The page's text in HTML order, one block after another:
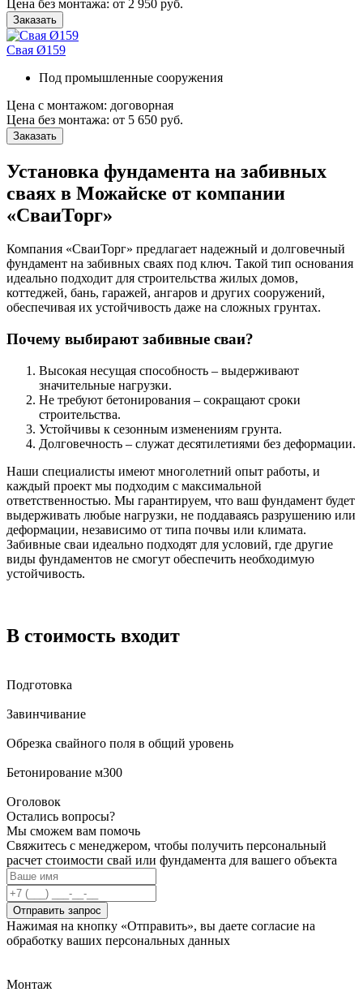
Цена без монтажа: от 2 950 руб.
Заказать
Свая Ø159
Под промышленные сооружения
Цена с монтажом: договорная
Цена без монтажа: от 5 650 руб.
Заказать
Установка фундамента на забивных
сваях в Можайске от компании
«СваиТорг»
Компания «СваиТорг» предлагает надежный и долговечный
фундамент на забивных сваях под ключ. Такой тип основания
идеально подходит для строительства жилых домов,
коттеджей, бань, гаражей, ангаров и других сооружений,
обеспечивая их устойчивость даже на сложных грунтах.
Почему выбирают забивные сваи?
Высокая несущая способность – выдерживают
значительные нагрузки.
Не требуют бетонирования – сокращают сроки
строительства.
Устойчивы к сезонным изменениям грунта.
Долговечность – служат десятилетиями без деформации.
Наши специалисты имеют многолетний опыт работы, и
каждый проект мы подходим с максимальной
ответственностью. Мы гарантируем, что ваш фундамент будет
выдерживать любые нагрузки, не поддаваясь разрушению или
деформации, независимо от типа почвы или климата.
Забивные сваи идеально подходят для условий, где другие
виды фундаментов не смогут обеспечить необходимую
устойчивость.
В стоимость входит
Подготовка
Завинчивание
Обрезка свайного поля в общий уровень
Бетонирование м300
Оголовок
Остались вопросы?
Мы сможем вам помочь
Свяжитесь с менеджером, чтобы получить персональный
расчет стоимости свай или фундамента для вашего объекта
Отправить запрос
Нажимая на кнопку «Отправить», вы даете согласие на
обработку ваших персональных данных
Монтаж